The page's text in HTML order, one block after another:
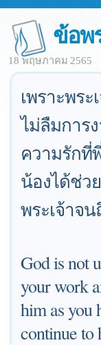
ข้อพ
18 พฤษภาคม 2565
เพราะพร
ไม่ลืมการ
ความรักที่
น้องได้ช่ว
พระเจ้าจ
God is not
your work
him as you
continue to